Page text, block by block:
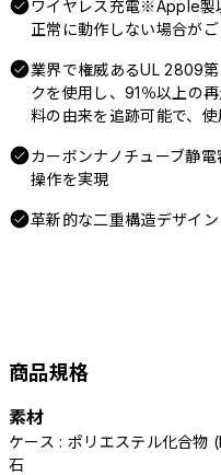
ワイヤレス充電※Apple製
正常に動作しない場合が
業界で権威あるUL 2809
クを使用し、91％以上の
料の由来を追跡可能で、使
カーボンナノチューブ静
操作を実現
革新的な二重構造デザイ
商品規格
素材
ケース : ポリエステル化合物
石